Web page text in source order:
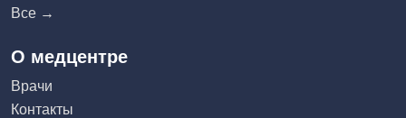
Все →
О медцентре
Врачи
Контакты